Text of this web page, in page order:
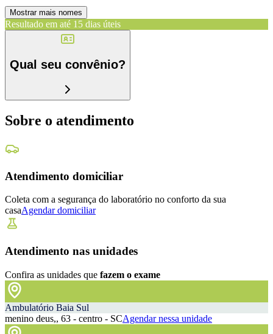
Mostrar mais nomes
Resultado em até 15 dias úteis
Qual seu convênio?
Sobre o atendimento
Atendimento domiciliar
Coleta com a segurança do laboratório no conforto da sua
casaAgendar domiciliar
Atendimento nas unidades
Confira as unidades que fazem o exame
Ambulatório Baia Sul
menino deus,, 63 - centro - SCAgendar nessa unidade